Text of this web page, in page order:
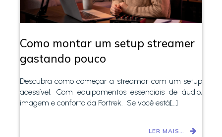
Como montar um setup streamer
gastando pouco
Descubra como começar a streamar com um setup
acessível. Com equipamentos essenciais de áudio,
imagem e conforto da Fortrek. Se você está[…]
LER MAIS…